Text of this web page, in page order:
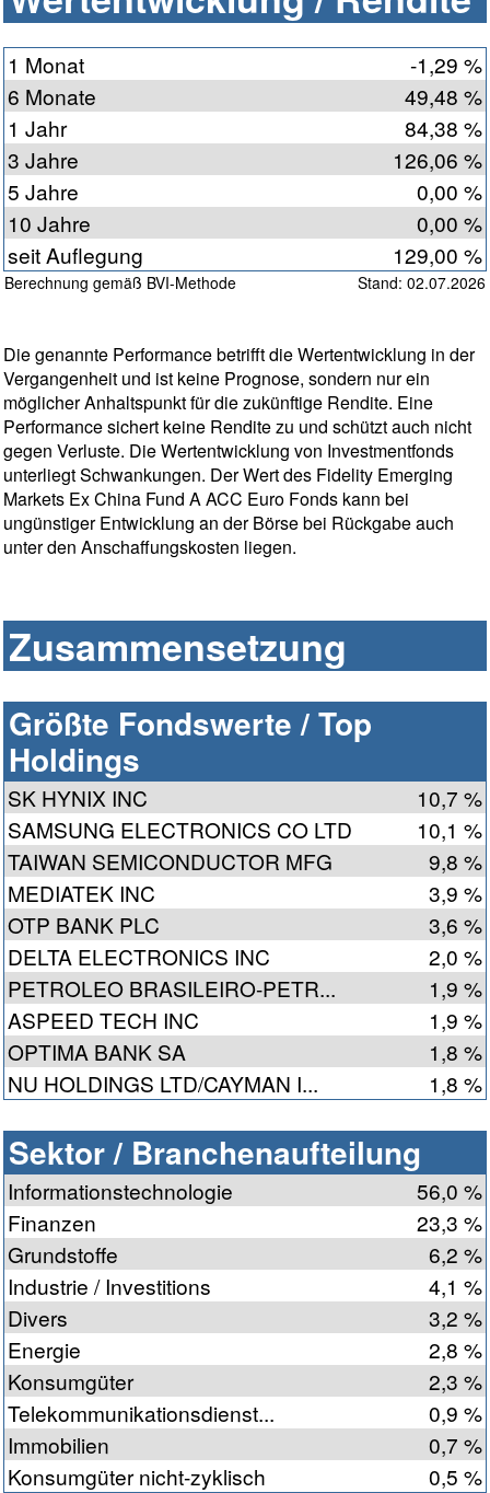
1 Monat
-1,29 %
6 Monate
49,48 %
1 Jahr
84,38 %
3 Jahre
126,06 %
5 Jahre
0,00 %
10 Jahre
0,00 %
seit Auflegung
129,00 %
Berechnung gemäß BVI-Methode Stand: 02.07.2026
Die genannte Performance betrifft die Wertentwicklung in der
Vergangenheit und ist keine Prognose, sondern nur ein
möglicher Anhaltspunkt für die zukünftige Rendite. Eine
Performance sichert keine Rendite zu und schützt auch nicht
gegen Verluste. Die Wertentwicklung von Investmentfonds
unterliegt Schwankungen. Der Wert des Fidelity Emerging
Markets Ex China Fund A ACC Euro Fonds kann bei
ungünstiger Entwicklung an der Börse bei Rückgabe auch
unter den Anschaffungskosten liegen.
Zusammensetzung
Größte Fondswerte / Top
Holdings
SK HYNIX INC
10,7 %
SAMSUNG ELECTRONICS CO LTD
10,1 %
TAIWAN SEMICONDUCTOR MFG
9,8 %
MEDIATEK INC
3,9 %
OTP BANK PLC
3,6 %
DELTA ELECTRONICS INC
2,0 %
PETROLEO BRASILEIRO-PETR...
1,9 %
ASPEED TECH INC
1,9 %
OPTIMA BANK SA
1,8 %
NU HOLDINGS LTD/CAYMAN I...
1,8 %
Sektor / Branchenaufteilung
Informationstechnologie
56,0 %
Finanzen
23,3 %
Grundstoffe
6,2 %
Industrie / Investitions
4,1 %
Divers
3,2 %
Energie
2,8 %
Konsumgüter
2,3 %
Telekommunikationsdienst...
0,9 %
Immobilien
0,7 %
Konsumgüter nicht-zyklisch
0,5 %